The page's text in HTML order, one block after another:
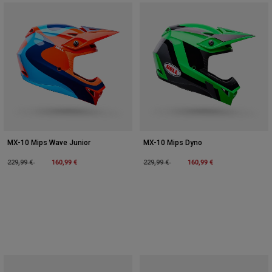
MX-10 Mips Wave Junior
Price reduced from
229,99 €to 160,99 €
MX-10 Mips Dyno
Price reduced from
229,99 €to 160,99 €